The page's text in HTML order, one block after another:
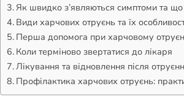
Як швидко з’являються симптоми та
Види харчових отруєнь та їх
Перша допомога при харчовому
Коли терміново звертатися до лікаря
Лікування та відновлення після
Профілактика харчових отруєнь: